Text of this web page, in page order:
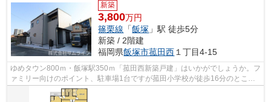
新築
3,800万円
篠栗線 「飯塚 」駅 徒歩5分
新築 / 2階建
福岡県飯塚市菰田西１丁目4-15
ゆめタウン800ｍ・飯塚駅350ｍ「菰田西新築戸建」はいかがでしょうか。フ
ァミリー向けのポイント、駐車場1台ですが菰田小学校が徒歩16分のところ
にあります。IHクッキングヒーター付き...